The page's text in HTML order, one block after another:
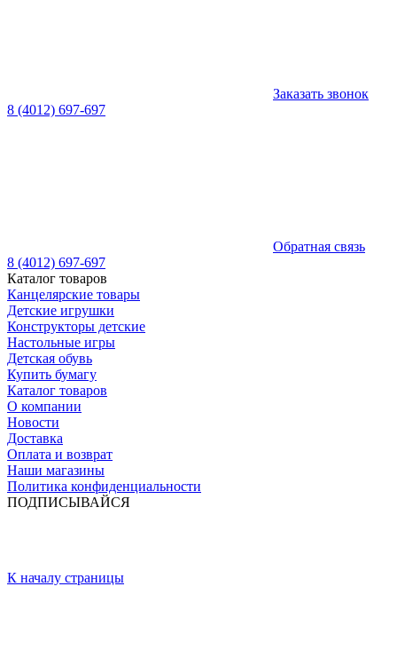
Заказать звонок
8 (4012) 697-697
Обратная связь
8 (4012) 697-697
Каталог товаров
Канцелярские товары
Детские игрушки
Конструкторы детские
Настольные игры
Детская обувь
Купить бумагу
Каталог товаров
О компании
Новости
Доставка
Оплата и возврат
Наши магазины
Политика конфиденциальности
ПОДПИСЫВАЙСЯ
К началу страницы